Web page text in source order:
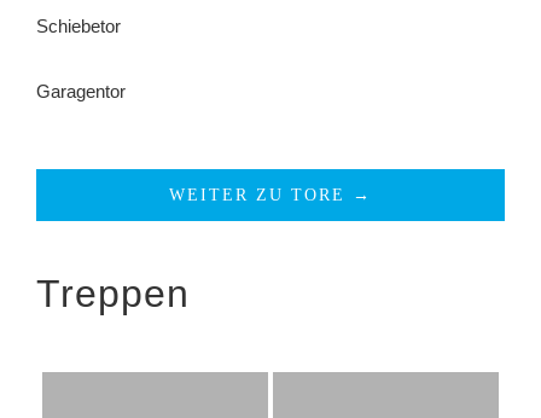
Schiebetor
Garagentor
WEITER ZU TORE →
Treppen